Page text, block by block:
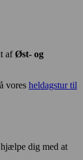
afØst- og
vores heldagstur til
dig med at